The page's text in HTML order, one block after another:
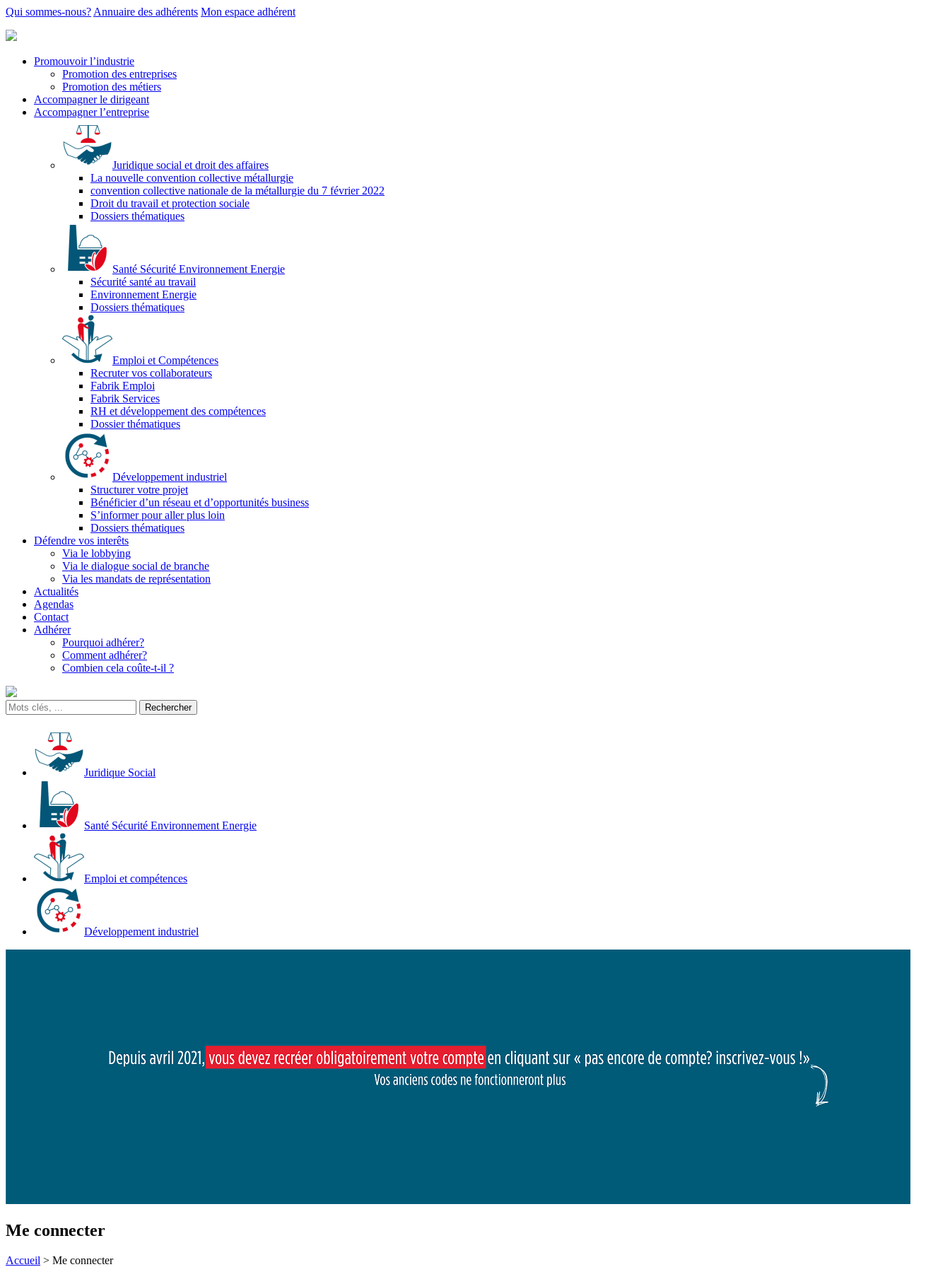
Qui sommes-nous? Annuaire des adhérents Mon espace adhérent
Promouvoir l’industrie
Promotion des entreprises
Promotion des métiers
Accompagner le dirigeant
Accompagner l’entreprise
Juridique social et droit des affaires
La nouvelle convention collective métallurgie
convention collective nationale de la métallurgie du 7 février 2022
Droit du travail et protection sociale
Dossiers thématiques
Santé Sécurité Environnement Energie
Sécurité santé au travail
Environnement Energie
Dossiers thématiques
Emploi et Compétences
Recruter vos collaborateurs
Fabrik Emploi
Fabrik Services
RH et développement des compétences
Dossier thématiques
Développement industriel
Structurer votre projet
Bénéficier d’un réseau et d’opportunités business
S’informer pour aller plus loin
Dossiers thématiques
Défendre vos interêts
Via le lobbying
Via le dialogue social de branche
Via les mandats de représentation
Actualités
Agendas
Contact
Adhérer
Pourquoi adhérer?
Comment adhérer?
Combien cela coûte-t-il ?
Juridique Social
Santé Sécurité Environnement Energie
Emploi et compétences
Développement industriel
Me connecter
Accueil > Me connecter